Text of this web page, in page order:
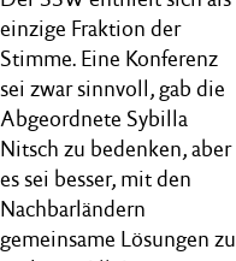
einzige Fraktion der
Stimme. Eine Konferenz
sei zwar sinnvoll, gab die
Abgeordnete Sybilla
Nitsch zu bedenken, aber
es sei besser, mit den
Nachbarländern
gemeinsame Lösungen zu